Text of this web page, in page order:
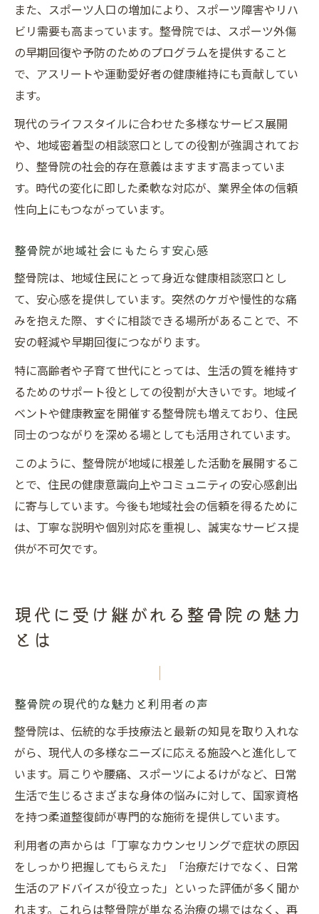
また、スポーツ人口の増加により、スポーツ障害やリハ
ビリ需要も高まっています。整骨院では、スポーツ外傷
の早期回復や予防のためのプログラムを提供すること
で、アスリートや運動愛好者の健康維持にも貢献してい
ます。
現代のライフスタイルに合わせた多様なサービス展開
や、地域密着型の相談窓口としての役割が強調されてお
り、整骨院の社会的存在意義はますます高まっていま
す。時代の変化に即した柔軟な対応が、業界全体の信頼
性向上にもつながっています。
整骨院が地域社会にもたらす安心感
整骨院は、地域住民にとって身近な健康相談窓口とし
て、安心感を提供しています。突然のケガや慢性的な痛
みを抱えた際、すぐに相談できる場所があることで、不
安の軽減や早期回復につながります。
特に高齢者や子育て世代にとっては、生活の質を維持す
るためのサポート役としての役割が大きいです。地域イ
ベントや健康教室を開催する整骨院も増えており、住民
同士のつながりを深める場としても活用されています。
このように、整骨院が地域に根差した活動を展開するこ
とで、住民の健康意識向上やコミュニティの安心感創出
に寄与しています。今後も地域社会の信頼を得るために
は、丁寧な説明や個別対応を重視し、誠実なサービス提
供が不可欠です。
現代に受け継がれる整骨院の魅力
とは
整骨院の現代的な魅力と利用者の声
整骨院は、伝統的な手技療法と最新の知見を取り入れな
がら、現代人の多様なニーズに応える施設へと進化して
います。肩こりや腰痛、スポーツによるけがなど、日常
生活で生じるさまざまな身体の悩みに対して、国家資格
を持つ柔道整復師が専門的な施術を提供しています。
利用者の声からは「丁寧なカウンセリングで症状の原因
をしっかり把握してもらえた」「治療だけでなく、日常
生活のアドバイスが役立った」といった評価が多く聞か
れます。これらは整骨院が単なる治療の場ではなく、再